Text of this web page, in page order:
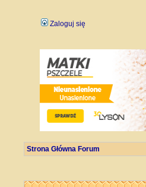
Zaloguj się
Strona Główna Forum